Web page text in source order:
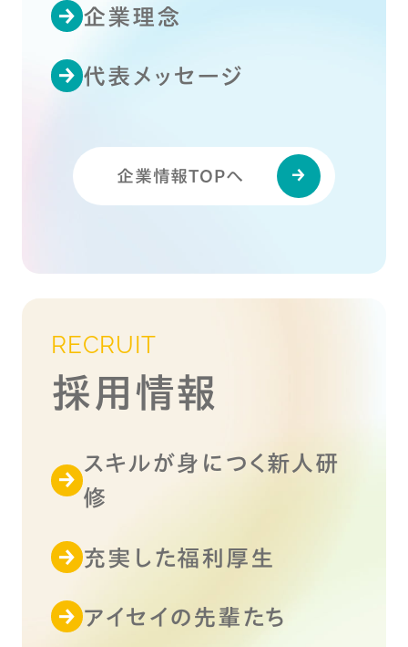
企業理念
代表メッセージ
企業情報TOPへ
RECRUIT
採用情報
スキルが身につく新人研
修
充実した福利厚生
アイセイの先輩たち